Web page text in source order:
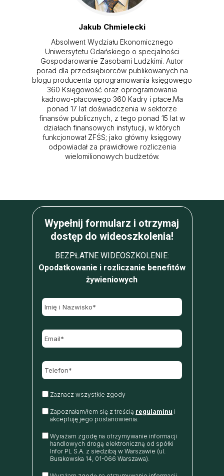
Absolwent Wydziału Ekonomicznego
Uniwersytetu Gdańskiego o specjalności
Gospodarowanie Zasobami Ludzkimi. Autor
porad dla przedsiębiorców publikowanych na
blogu producenta oprogramowania księgowego
360 Księgowość oraz oprogramowania
kadrowo-płacowego 360 Kadry i płace.Ma
ponad 17 lat doświadczenia w sektorze
finansów publicznych, z tego ponad 15 lat w
działach finansowych instytucji, w których
funkcjonował ZFŚS; jako główny księgowy
odpowiadał za prawidłowe rozliczenia
wielomilionowych budżetów.
Jakub Chmielecki
Wypełnij formularz i otrzymaj
dostęp do wideoszkolenia!
BEZPŁATNE WIDEOSZKOLENIE:
Opodatkowanie i rozliczanie benefitów
żywieniowych
Zaznacz wszystkie zgody
Zapoznałam/łem się z treścią regulaminu i
akceptuję jego postanowienia.
Wyrażam zgodę na otrzymywanie informacji
handlowych drogą elektroniczną od spółki
Infor PL S.A. z siedzibą w Warszawie (ul.
Burakowska 14, 01-066 Warszawa).